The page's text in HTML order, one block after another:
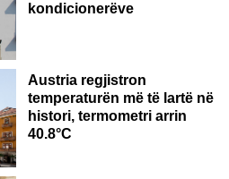
kondicionerëve
Austria regjistron
temperaturën më të lartë në
histori, termometri arrin
40.8°C